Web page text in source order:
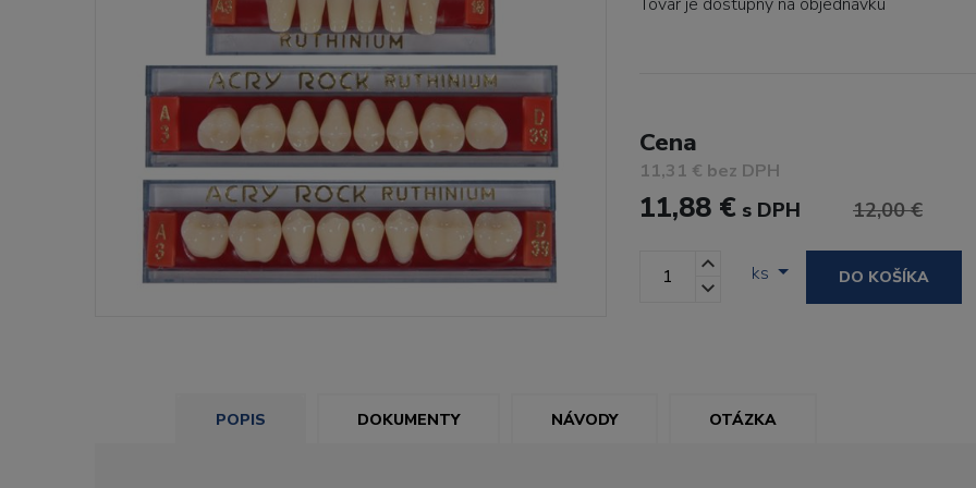
Cena
11,31 € bez DPH
11,88 € s DPH 12,00 €
ks DO KOŠÍKA
POPIS DOKUMENTY NÁVODY OTÁZKA